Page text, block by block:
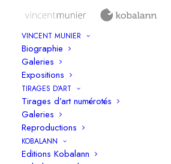
VINCENT MUNIER
Biographie
Galeries
Expositions
TIRAGES D’ART
Tirages d’art numérotés
Galeries
Reproductions
KOBALANN
Editions Kobalann
Politique de
Cette politique de cookies a été mise à
le 10 janvier 2023 et s’applique aux
permanents légaux de l’Espace